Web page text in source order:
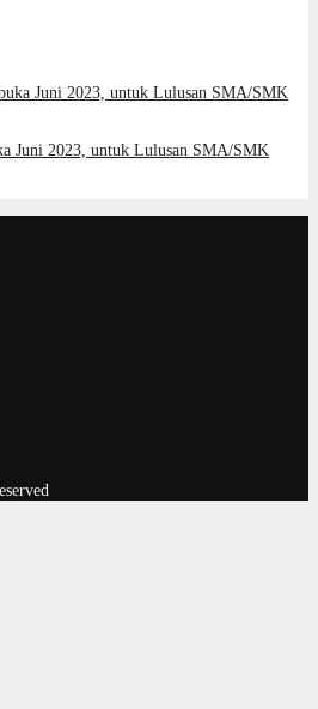
Juni 2023, untuk Lulusan SMA/SMK